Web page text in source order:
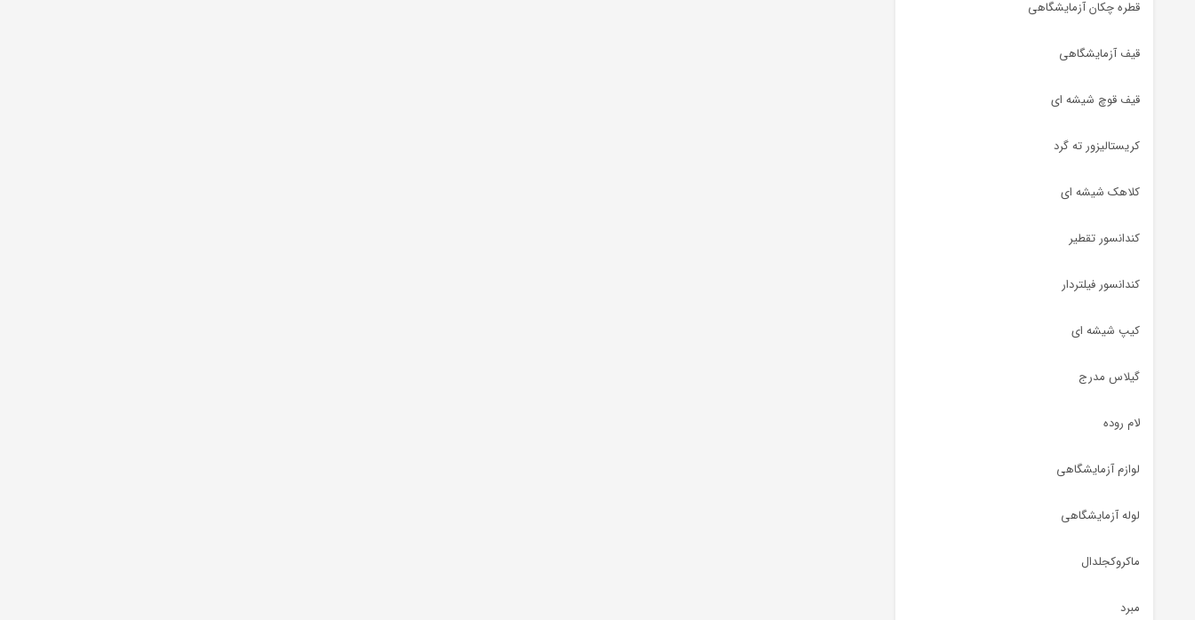
قطره چکان آزمایشگاهی
قیف آزمایشگاهی
قیف قوچ شیشه ای
کریستالیزور ته گرد
کلاهک شیشه ای
کندانسور تقطیر
کندانسور فیلتردار
کیپ شیشه ای
گیلاس مدرج
لام روده
لوازم آزمایشگاهی
لوله آزمایشگاهی
ماکروکجلدال
مبرد